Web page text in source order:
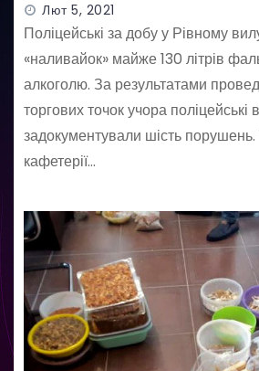
Лют 5, 2021
Поліцейські за добу у Рівному
«наливайок» майже 130 літрів
алкоголю. За результатами
торгових точок учора поліцейські
задокументували шість порушень.
кафетерії…